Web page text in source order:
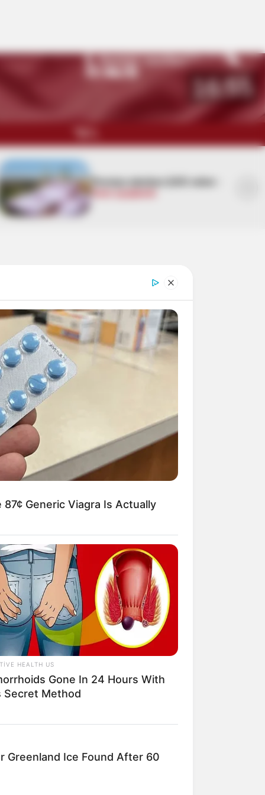
Namaz vaxtlarıBakı27°C
16:55
QARABAĞ
MÜSAHİBƏ
MARAQLI
CƏMİYYƏT
Azərbaycanda faciə:
arvadın meyiti tapıldı
Generic Viagra Is Actually
HEALTH US
Gone In 24 Hours With
Secret Method
Greenland Ice Found After 60